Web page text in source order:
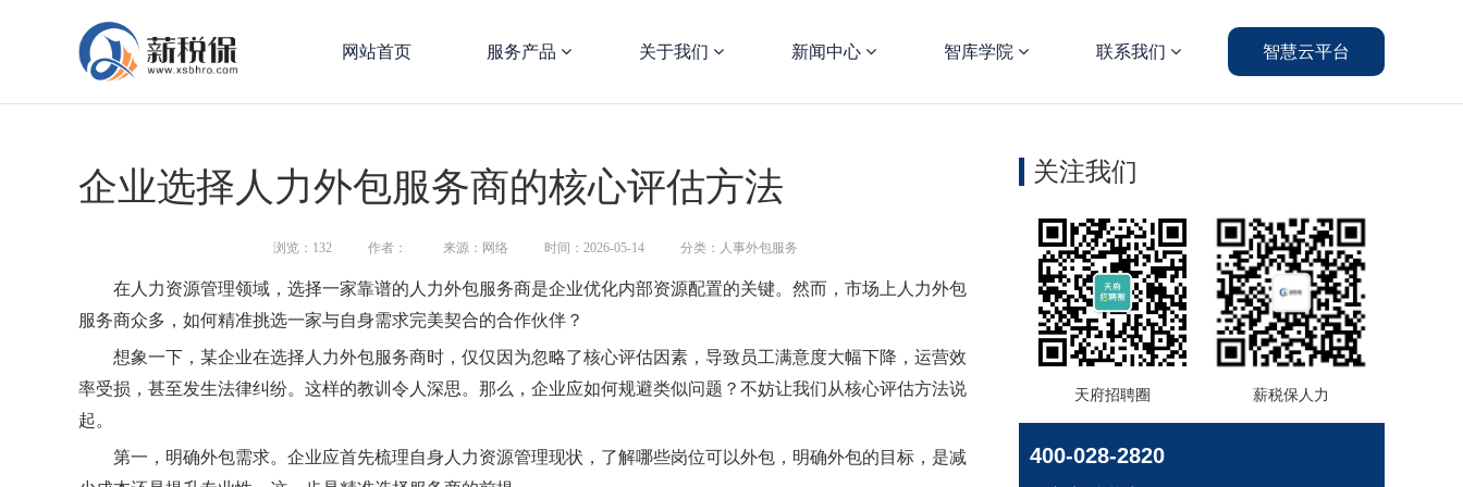
网站首页 服务产品 关于我们 新闻中心 智库学院 联系我们 智慧云平台
企业选择人力外包服务商的核心评估方法
浏览： 132 作者： 来源：网络 时间：2026-05-14 分类：人事外包服务
在人力资源管理领域，选择一家靠谱的人力外包服务商是企业优化内部资源配置的关键。然而，市场上人力外包
服务商众多，如何精准挑选一家与自身需求完美契合的合作伙伴？
想象一下，某企业在选择人力外包服务商时，仅仅因为忽略了核心评估因素，导致员工满意度大幅下降，运营效
率受损，甚至发生法律纠纷。这样的教训令人深思。那么，企业应如何规避类似问题？不妨让我们从核心评估方法说
起。
第一，明确外包需求。企业应首先梳理自身人力资源管理现状，了解哪些岗位可以外包，明确外包的目标，是减
关注我们
400-028-2820
天府招聘圈 薪税保人力